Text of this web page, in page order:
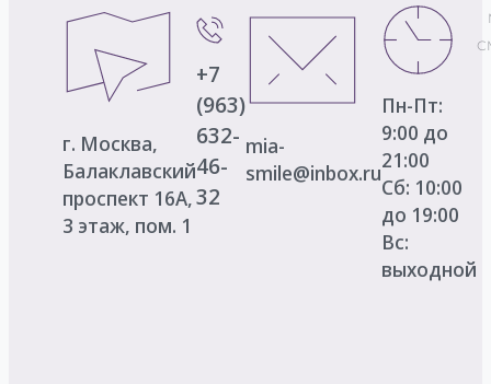
г. Москва,
Балаклавский
проспект 16А,
3 этаж, пом. 1
+7
(963)
632-
46-
32
mia-
smile@inbox.ru
Пн-Пт:
9:00 до
21:00
Сб: 10:00
до 19:00
Вс:
выходной